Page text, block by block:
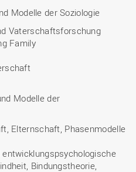
Modelle der Soziologie
Vaterschaftsforschung
Family
Modelle der
Elternschaft, Phasenmodelle
Bindungstheorie,